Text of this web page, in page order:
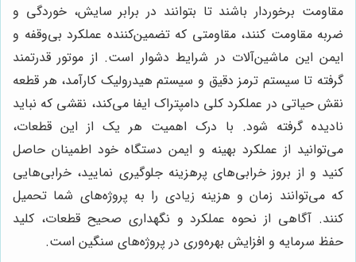
مقاومت برخوردار باشند تا بتوانند در برابر سایش، خوردگی و
ضربه مقاومت کنند، مقاومتی که تضمین‌کننده عملکرد بی‌وقفه و
ایمن این ماشین‌آلات در شرایط دشوار است. از موتور قدرتمند
گرفته تا سیستم ترمز دقیق و سیستم هیدرولیک کارآمد، هر قطعه
نقش حیاتی در عملکرد کلی دامپتراک ایفا می‌کند، نقشی که نباید
نادیده گرفته شود. با درک اهمیت هر یک از این قطعات،
می‌توانید از عملکرد بهینه و ایمن دستگاه خود اطمینان حاصل
کنید و از بروز خرابی‌های پرهزینه جلوگیری نمایید، خرابی‌هایی
که می‌توانند زمان و هزینه زیادی را به پروژه‌های شما تحمیل
کنند. آگاهی از نحوه عملکرد و نگهداری صحیح قطعات، کلید
حفظ سرمایه و افزایش بهره‌وری در پروژه‌های سنگین است.